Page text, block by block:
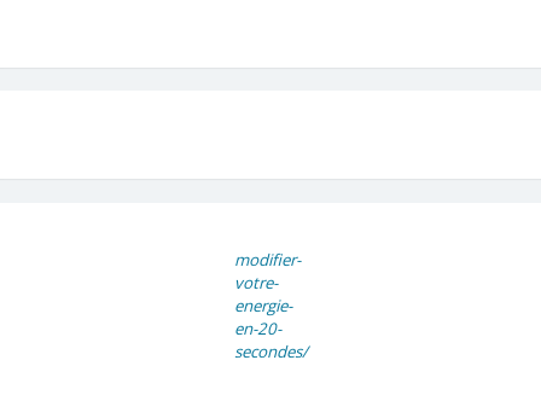
modifier-
votre-
energie-
en-20-
secondes/